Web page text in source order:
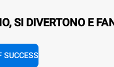
SI DIVERTONO E
SUCCESS